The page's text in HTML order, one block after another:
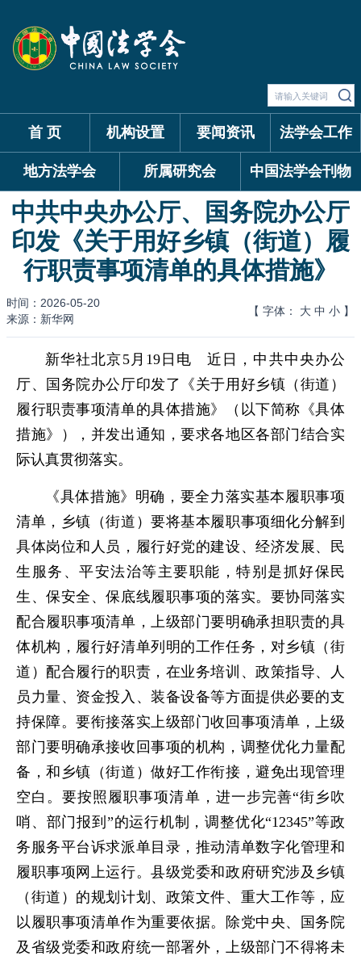
首 页 机构设置 要闻资讯 法学会工作
地方法学会 所属研究会 中国法学会刊物
中共中央办公厅、国务院办公厅
印发《关于用好乡镇（街道）履
行职责事项清单的具体措施》
时间：2026-05-20
来源：新华网
【 字体： 大 中 小 】
新华社北京5月19日电 近日，中共中央办公
厅、国务院办公厅印发了《关于用好乡镇（街道）
履行职责事项清单的具体措施》（以下简称《具体
措施》），并发出通知，要求各地区各部门结合实
际认真贯彻落实。
《具体措施》明确，要全力落实基本履职事项
清单，乡镇（街道）要将基本履职事项细化分解到
具体岗位和人员，履行好党的建设、经济发展、民
生服务、平安法治等主要职能，特别是抓好保民
生、保安全、保底线履职事项的落实。要协同落实
配合履职事项清单，上级部门要明确承担职责的具
体机构，履行好清单列明的工作任务，对乡镇（街
道）配合履行的职责，在业务培训、政策指导、人
员力量、资金投入、装备设备等方面提供必要的支
持保障。要衔接落实上级部门收回事项清单，上级
部门要明确承接收回事项的机构，调整优化力量配
备，和乡镇（街道）做好工作衔接，避免出现管理
空白。要按照履职事项清单，进一步完善“街乡吹
哨、部门报到”的运行机制，调整优化“12345”等政
务服务平台诉求派单目录，推动清单数字化管理和
履职事项网上运行。县级党委和政府研究涉及乡镇
（街道）的规划计划、政策文件、重大工作等，应
以履职事项清单作为重要依据。除党中央、国务院
及省级党委和政府统一部署外，上级部门不得将未